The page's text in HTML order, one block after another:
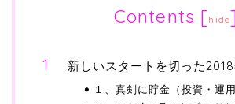
Contents [hide
新しいスタートを切った
１、真剣に貯金（投資・運